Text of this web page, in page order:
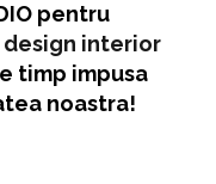
pentru
design interior
timp impusa
noastra!